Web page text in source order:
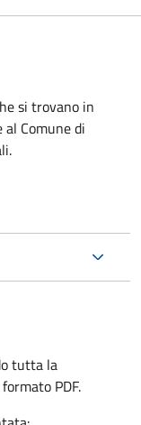
si trovano in
Comune di
tutta la
PDF.